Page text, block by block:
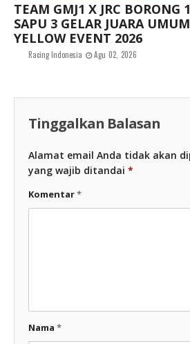
TEAM GMJ1 X JRC BORONG
SAPU 3 GELAR JUARA
YELLOW EVENT 2026
Racing Indonesia Agu 02, 2026
Tinggalkan Balasan
Alamat email Anda tidak akan
yang wajib ditandai *
Komentar*
Nama *